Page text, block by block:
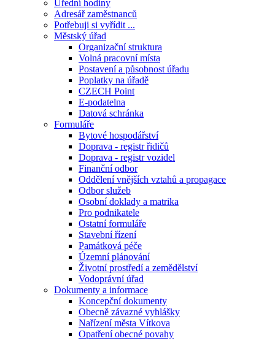
Úřední hodiny
Adresář zaměstnanců
Potřebuji si vyřídit ...
Městský úřad
Organizační struktura
Volná pracovní místa
Postavení a působnost úřadu
Poplatky na úřadě
CZECH Point
E-podatelna
Datová schránka
Formuláře
Bytové hospodářství
Doprava - registr řidičů
Doprava - registr vozidel
Finanční odbor
Oddělení vnějších vztahů a propagace
Odbor služeb
Osobní doklady a matrika
Pro podnikatele
Ostatní formuláře
Stavební řízení
Památková péče
Územní plánování
Životní prostředí a zemědělství
Vodoprávní úřad
Dokumenty a informace
Koncepční dokumenty
Obecně závazné vyhlášky
Nařízení města Vítkova
Opatření obecné povahy